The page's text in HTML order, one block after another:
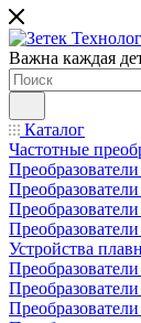
Важна каждая
Каталог
Частотные
Устройства